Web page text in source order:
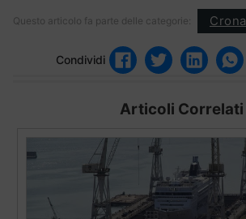
Questo articolo fa parte delle categorie:
Condividi
Articoli Correlati